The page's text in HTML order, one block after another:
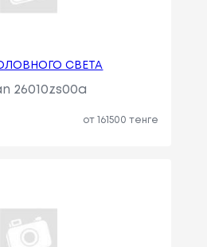
СВЕТА
26010zs00a
от 161500 тенге